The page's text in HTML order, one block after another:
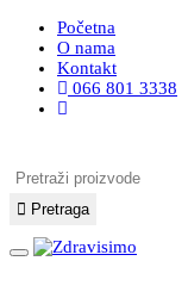
Početna
O nama
Kontakt
066 801 3338
Pretraga